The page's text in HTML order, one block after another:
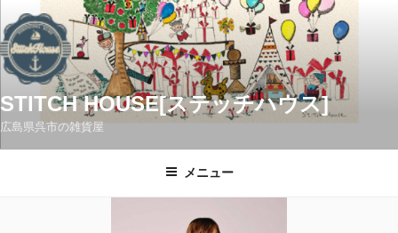
ン
テ
ン
ツ
へ
STITCH HOUSE[ステッチハウス]
広島県呉市の雑貨屋
メニュー